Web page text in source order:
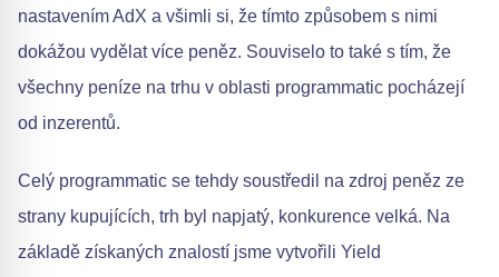
nastavením AdX a všimli si, že tímto způsobem s nimi
dokážou vydělat více peněz. Souviselo to také s tím, že
všechny peníze na trhu v oblasti programmatic pocházejí
od inzerentů.
Celý programmatic se tehdy soustředil na zdroj peněz ze
strany kupujících, trh byl napjatý, konkurence velká. Na
základě získaných znalostí jsme vytvořili Yield